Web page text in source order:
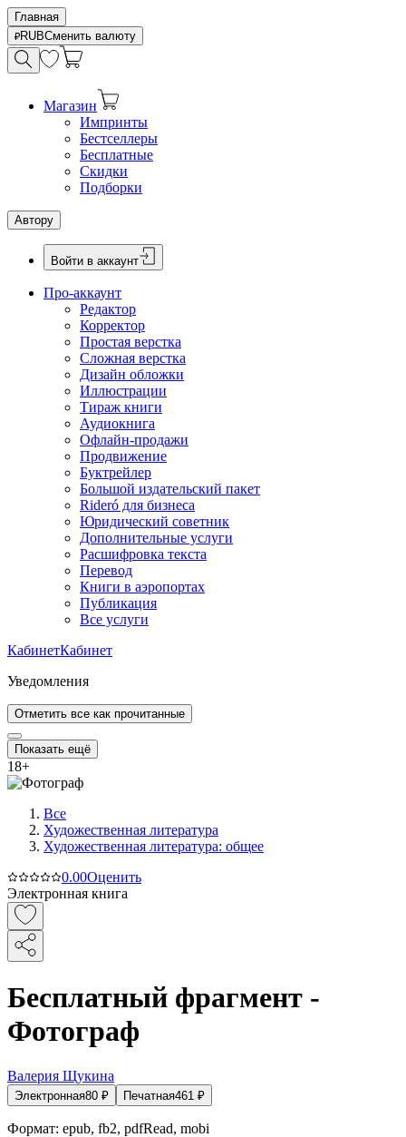
Главная
RUBСменить валюту
Магазин
Импринты
Бестселлеры
Бесплатные
Скидки
Подборки
Автору
Войти в аккаунт
Про-аккаунт
Редактор
Корректор
Простая верстка
Сложная верстка
Дизайн обложки
Иллюстрации
Тираж книги
Аудиокнига
Офлайн-продажи
Продвижение
Буктрейлер
Большой издательский пакет
Rideró для бизнеса
Юридический советник
Дополнительные услуги
Расшифровка текста
Перевод
Книги в аэропортах
Публикация
Все услуги
КабинетКабинет
Уведомления
Отметить все как прочитанные
Показать ещё
18+
Все
Художественная литература
Художественная литература: общее
0.00Оценить
Электронная книга
Бесплатный фрагмент -
Фотограф
Валерия Щукина
Электронная80 ₽ Печатная461 ₽
Формат: epub, fb2, pdfRead, mobi